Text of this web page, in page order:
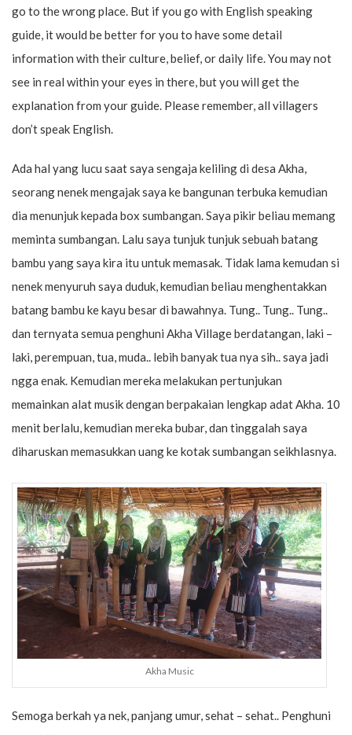
go to the wrong place. But if you go with English speaking
guide, it would be better for you to have some detail
information with their culture, belief, or daily life. You may not
see in real within your eyes in there, but you will get the
explanation from your guide. Please remember, all villagers
don’t speak English.
Ada hal yang lucu saat saya sengaja keliling di desa Akha,
seorang nenek mengajak saya ke bangunan terbuka kemudian
dia menunjuk kepada box sumbangan. Saya pikir beliau memang
meminta sumbangan. Lalu saya tunjuk tunjuk sebuah batang
bambu yang saya kira itu untuk memasak. Tidak lama kemudan si
nenek menyuruh saya duduk, kemudian beliau menghentakkan
batang bambu ke kayu besar di bawahnya. Tung.. Tung.. Tung..
dan ternyata semua penghuni Akha Village berdatangan, laki –
laki, perempuan, tua, muda.. lebih banyak tua nya sih.. saya jadi
ngga enak. Kemudian mereka melakukan pertunjukan
memainkan alat musik dengan berpakaian lengkap adat Akha. 10
menit berlalu, kemudian mereka bubar, dan tinggalah saya
diharuskan memasukkan uang ke kotak sumbangan seikhlasnya.
Akha Music
Semoga berkah ya nek, panjang umur, sehat – sehat.. Penghuni